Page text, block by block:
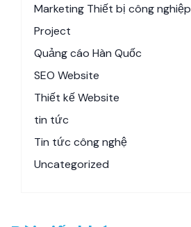
Marketing Thiết bị công nghiệp
Project
Quảng cáo Hàn Quốc
SEO Website
Thiết kế Website
tin tức
Tin tức công nghệ
Uncategorized